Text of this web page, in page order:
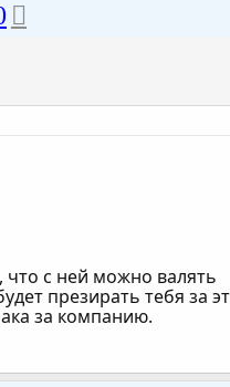
с ней можно валять
презирать тебя за
за компанию.